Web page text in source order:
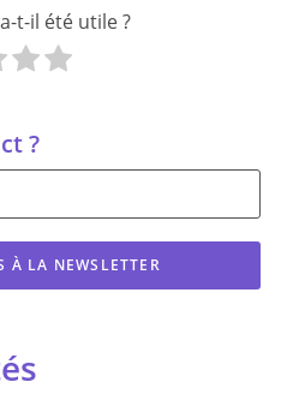
t-il été utile ?
?
À LA NEWSLETTER